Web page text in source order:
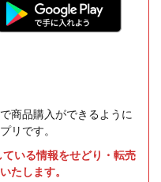
商品購入ができるように
リです。
いる情報をせどり・転売
たします。